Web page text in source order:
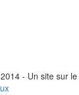
- Un site sur le